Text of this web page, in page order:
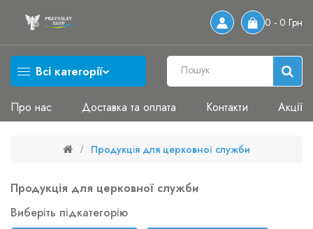
0 - 0 Грн
Всі категорії
Про нас Доставка та оплата Контакти Акції
Продукція для церковної служби
Продукція для церковної служби
Виберіть підкатегорію